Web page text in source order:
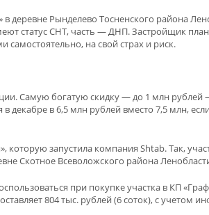
Рынделево Тосненского района
статус СНТ, часть — ДНП. Застройщик
на свой страх и риск.
Самую богатую скидку — до 1 млн
в 6,5 млн рублей вместо 7,5 млн,
запустила компания Shtab. Так,
Скотное Всеволожского района
при покупке участка в КП
804 тыс. рублей (6 соток), с